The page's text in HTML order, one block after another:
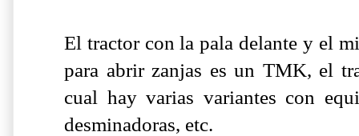
El tractor con la pala delante y el
para abrir zanjas es un TMK, el
cual hay varias variantes con
desminadoras, etc.